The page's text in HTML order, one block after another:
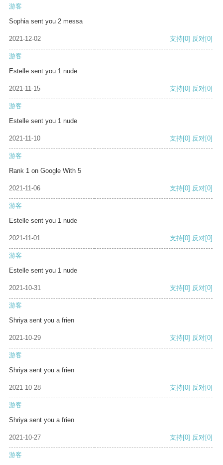
游客
Sophia sent you 2 messa
2021-12-02 支持[0] 反对[0]
游客
Estelle sent you 1 nude
2021-11-15 支持[0] 反对[0]
游客
Estelle sent you 1 nude
2021-11-10 支持[0] 反对[0]
游客
Rank 1 on Google With 5
2021-11-06 支持[0] 反对[0]
游客
Estelle sent you 1 nude
2021-11-01 支持[0] 反对[0]
游客
Estelle sent you 1 nude
2021-10-31 支持[0] 反对[0]
游客
Shriya sent you a frien
2021-10-29 支持[0] 反对[0]
游客
Shriya sent you a frien
2021-10-28 支持[0] 反对[0]
游客
Shriya sent you a frien
2021-10-27 支持[0] 反对[0]
游客